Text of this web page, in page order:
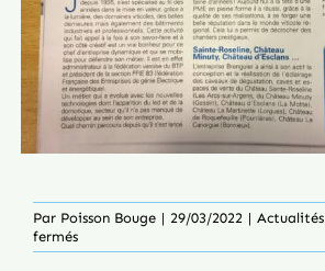
Par Poisson Bouge | 29/03/2022 | Actualités
ferméssur
Electricité